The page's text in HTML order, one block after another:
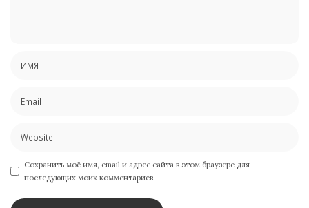
Сохранить моё имя, email и адрес сайта в этом браузере для
последующих моих комментариев.